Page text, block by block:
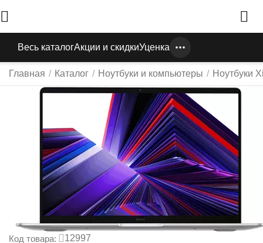
Весь каталогАкции и скидкиУценка
Главная / Каталог / Ноутбуки и компьютеры / Ноутбуки
Код товара: 12997